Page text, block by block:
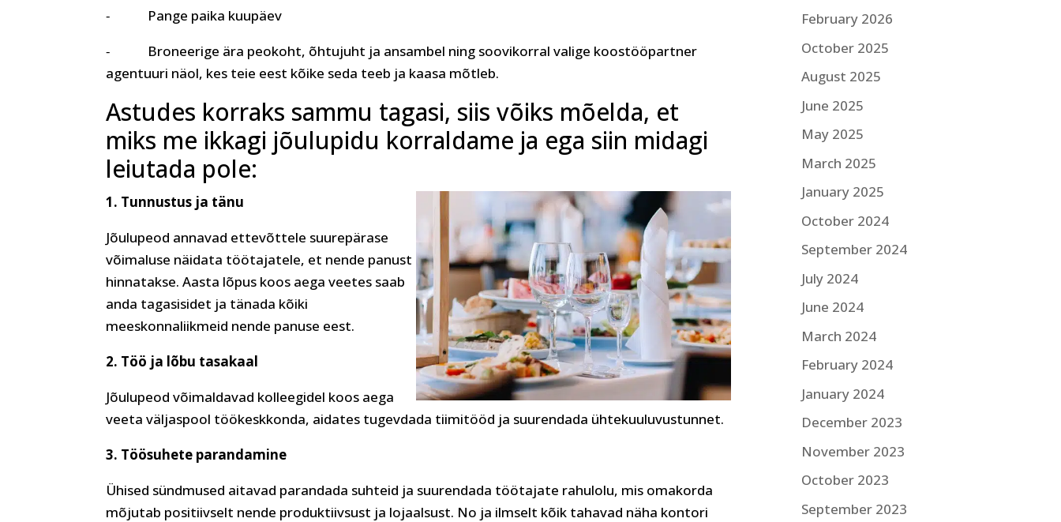
⁃ Pange paika kuupäev
⁃ Broneerige ära peokoht, õhtujuht ja ansambel ning soovikorral valige koostööpartner
agentuuri näol, kes teie eest kõike seda teeb ja kaasa mõtleb.
Astudes korraks sammu tagasi, siis võiks mõelda, et
miks me ikkagi jõulupidu korraldame ja ega siin midagi
leiutada pole:
1. Tunnustus ja tänu
Jõulupeod annavad ettevõttele suurepärase
võimaluse näidata töötajatele, et nende panust
hinnatakse. Aasta lõpus koos aega veetes saab
anda tagasisidet ja tänada kõiki
meeskonnaliikmeid nende panuse eest.
2. Töö ja lõbu tasakaal
Jõulupeod võimaldavad kolleegidel koos aega
veeta väljaspool töökeskkonda, aidates tugevdada tiimitööd ja suurendada ühtekuuluvustunnet.
3. Töösuhete parandamine
Ühised sündmused aitavad parandada suhteid ja suurendada töötajate rahulolu, mis omakorda
mõjutab positiivselt nende produktiivsust ja lojaalsust. No ja ilmselt kõik tahavad näha kontori
February 2026
October 2025
August 2025
June 2025
May 2025
March 2025
January 2025
October 2024
September 2024
July 2024
June 2024
March 2024
February 2024
January 2024
December 2023
November 2023
October 2023
September 2023